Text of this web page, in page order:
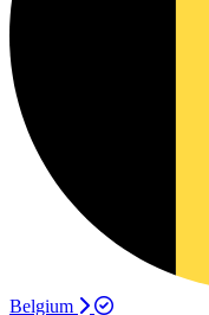
Belgium